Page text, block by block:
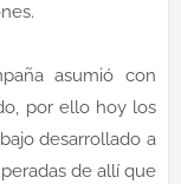
asumió con
por ello hoy los
desarrollado a
de allí que